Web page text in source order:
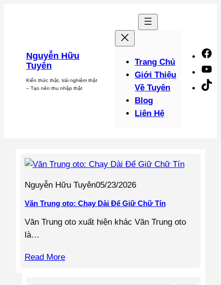
Nguyễn Hữu
Tuyên
Kiến thức thật, trải nghiệm thật
– Tạo nên thu nhập thật
Trang Chủ
Giới Thiệu
Về Tuyên
Blog
Liên Hệ
Nguyễn Hữu Tuyên05/23/2026
Văn Trung oto: Chạy Dài Để Giữ Chữ Tín
Văn Trung oto xuất hiện khác Văn Trung oto
là…
Read More